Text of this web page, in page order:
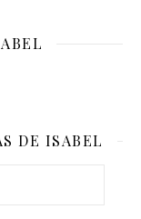
DE ISABEL